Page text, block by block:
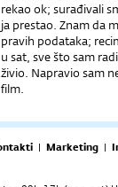
rekao ok; surađivali
ja prestao. Znam da
pravih podataka;
u sat, sve što sam
živio. Napravio sam
film.
| Marketing |